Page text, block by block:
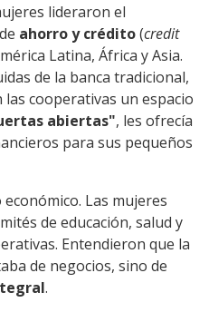
lideraron el
ahorro y crédito(credit
Latina, África y Asia.
de la banca tradicional,
cooperativas un espacio
abiertas", les ofrecía
para sus pequeños
Las mujeres
de educación, salud y
Entendieron que la
de negocios, sino de
.